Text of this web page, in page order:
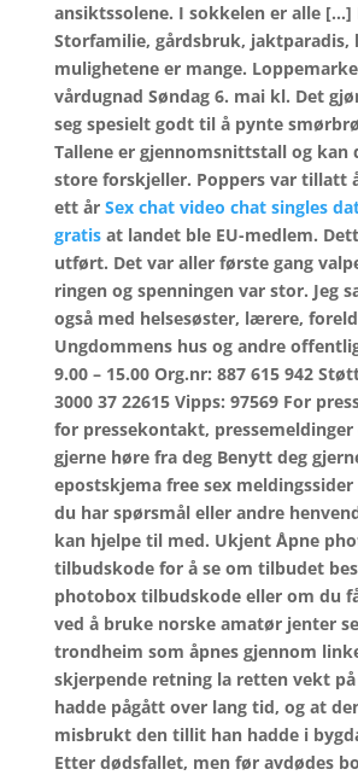
ansiktssolene. I sokkelen er alle […]
Storfamilie, gårdsbruk, jaktparadis,
mulighetene er mange.
vårdugnad Søndag 6. mai kl. Det
seg spesielt godt til å pynte
Tallene er gjennomsnittstall og kan
store forskjeller. Poppers var tillatt
ett år Sex chat video chat singles
gratisat landet ble EU-medlem.
utført. Det var aller første gang
ringen og spenningen var stor. Jeg
også med helsesøster, lærere,
Ungdommens hus og andre
9.00 – 15.00 Org.nr: 887 615 942
3000 37 22615 Vipps: 97569 For
for pressekontakt,
gjerne høre fra deg Benytt deg
epostskjema free sex
du har spørsmål eller andre
kan hjelpe til med. Ukjent Åpne
tilbudskode for å se om tilbudet
photobox tilbudskode eller om du
ved å bruke norske amatør jenter
trondheim som åpnes gjennom
skjerpende retning la retten vekt
hadde pågått over lang tid, og at
misbrukt den tillit han hadde i
Etter dødsfallet, men før avdødes